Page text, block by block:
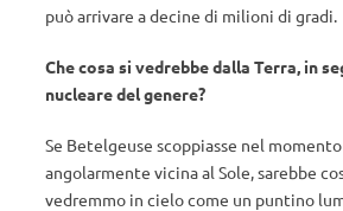
può arrivare a decine di milioni di gradi.
Che cosa si vedrebbe dalla Terra, in
nucleare del genere?
Se Betelgeuse scoppiasse nel
angolarmente vicina al Sole, sarebbe
vedremmo in cielo come un puntino